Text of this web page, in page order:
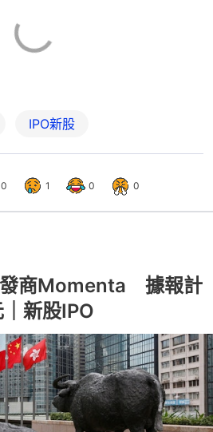
IPO新股
0 1 0 0
發商Momenta 據報計
新股IPO